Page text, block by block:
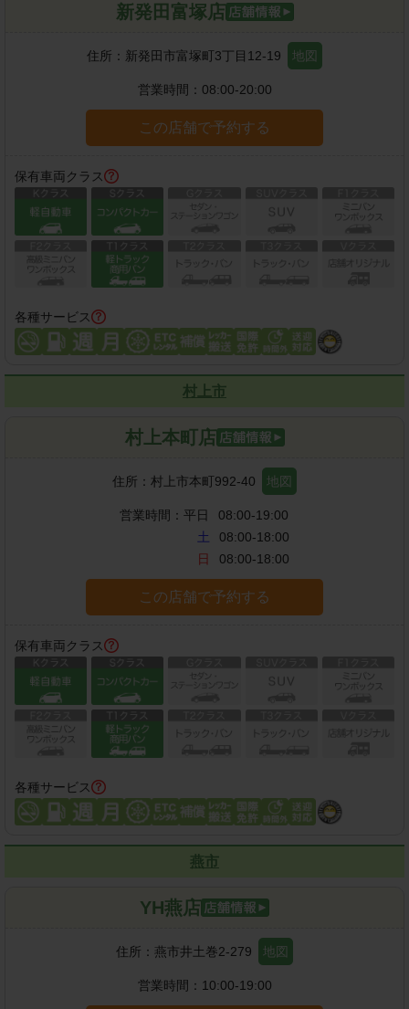
新発田富塚店
住所： 新発田市富塚町3丁目12-19 地図
営業時間： 08:00-20:00
この店舗で予約する
保有車両クラス
各種サービス
村上市
村上本町店
住所： 村上市本町992-40 地図
営業時間： 平日
08:00-19:00
土
08:00-18:00
日
08:00-18:00
この店舗で予約する
保有車両クラス
各種サービス
燕市
YH燕店
住所： 燕市井土巻2-279 地図
営業時間： 10:00-19:00